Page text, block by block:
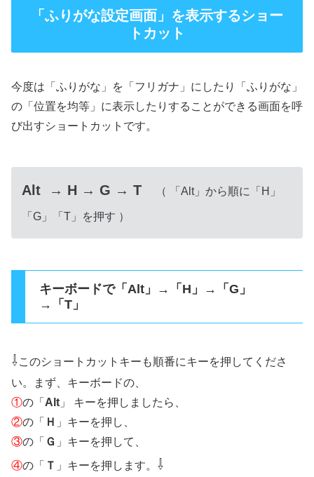
「ふりがな設定画面」を表示するショー
トカット
今度は「ふりがな」を「フリガナ」にしたり「ふりがな」
の「位置を均等」に表示したりすることができる画面を呼
び出すショートカットです。
Alt → H → G → T （ 「Alt」から順に「H」
「G」「T」を押す ）
キーボードで「Alt」→「H」→「G」
→「T」
⇩このショートカットキーも順番にキーを押してくださ
い。まず、キーボードの、
①の「 Alt 」 キーを押しましたら、
②の「 Ｈ 」キーを押し、
③の「 Ｇ 」キーを押して、
④の「 Ｔ 」キーを押します。 ⇩